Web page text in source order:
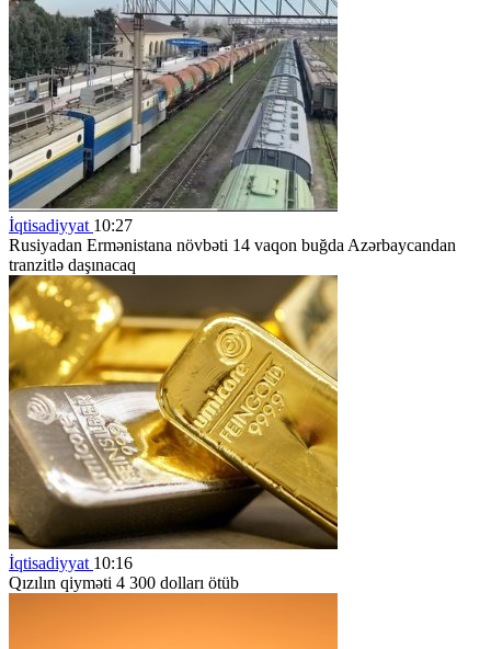
İqtisadiyyat 10:27
Rusiyadan Ermənistana növbəti 14 vaqon buğda Azərbaycandan
tranzitlə daşınacaq
İqtisadiyyat 10:16
Qızılın qiyməti 4 300 dolları ötüb